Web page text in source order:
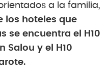
a la familia,
los hoteles que
se encuentra el H10
Salou y el H10